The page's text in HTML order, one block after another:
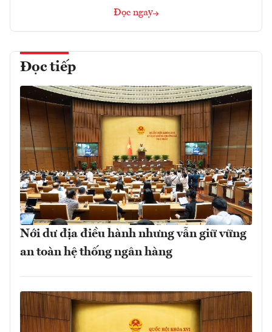
Đọc ngay
Đọc tiếp
Nới dư địa điều hành nhưng vẫn giữ vững
an toàn hệ thống ngân hàng